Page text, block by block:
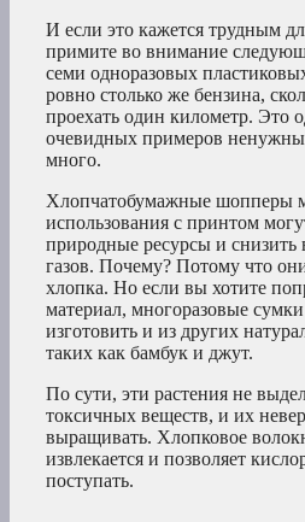
И если это кажется трудным
примите во внимание
семи одноразовых
ровно столько же бензина,
проехать один километр. Это
очевидных примеров
много.
Хлопчатобумажные шопперы
использования с принтом
природные ресурсы и
газов. Почему? Потому что
хлопка. Но если вы хотите
материал, многоразовые
изготовить и из других
таких как бамбук и джут.
По сути, эти растения не
токсичных веществ, и их
выращивать. Хлопковое
извлекается и позволяет
поступать.